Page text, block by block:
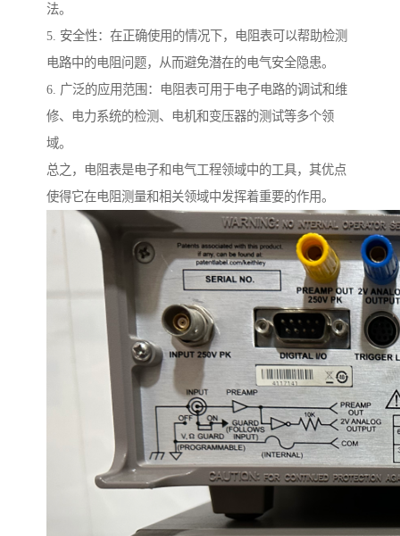
法。
5. 安全性：在正确使用的情况下，电阻表可以帮助检测
电路中的电阻问题，从而避免潜在的电气安全隐患。
6. 广泛的应用范围：电阻表可用于电子电路的调试和维
修、电力系统的检测、电机和变压器的测试等多个领
域。
总之，电阻表是电子和电气工程领域中的工具，其优点
使得它在电阻测量和相关领域中发挥着重要的作用。